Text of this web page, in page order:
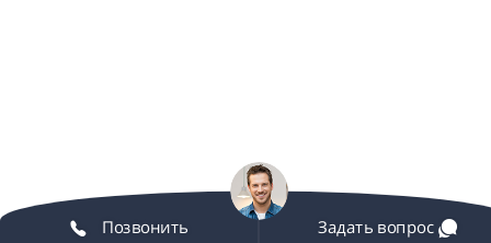
Позвонить Задать вопрос